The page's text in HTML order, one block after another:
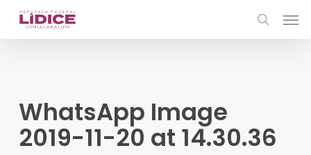
Skip
WhatsApp Image
2019-11-20 at 14.30.36